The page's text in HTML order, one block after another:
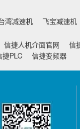
湾减速机 飞宝减速机
信捷人机介面官网
信
捷PLC 信捷变频器